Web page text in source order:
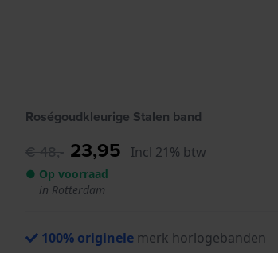
Roségoudkleurige Stalen band
€ 48,- 23,95 Incl 21% btw
● Op voorraad
in Rotterdam
100% originele merk horlogebanden